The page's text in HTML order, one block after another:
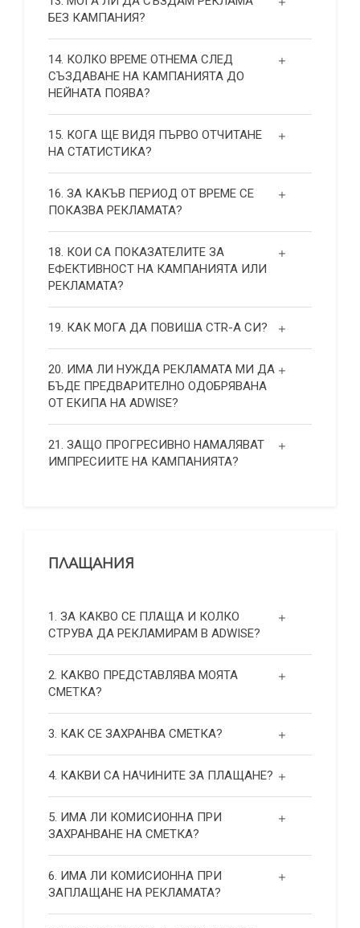
БЕЗ КАМПАНИЯ?
14. КОЛКО ВРЕМЕ ОТНЕМА СЛЕД
СЪЗДАВАНЕ НА КАМПАНИЯТА ДО
НЕЙНАТА ПОЯВА?
15. КОГА ЩЕ ВИДЯ ПЪРВО ОТЧИТАНЕ
НА СТАТИСТИКА?
16. ЗА КАКЪВ ПЕРИОД ОТ ВРЕМЕ СЕ
ПОКАЗВА РЕКЛАМАТА?
18. КОИ СА ПОКАЗАТЕЛИТЕ ЗА
ЕФЕКТИВНОСТ НА КАМПАНИЯТА ИЛИ
РЕКЛАМАТА?
19. КАК МОГА ДА ПОВИША СТR-А СИ?
20. ИМА ЛИ НУЖДА РЕКЛАМАТА МИ ДА
БЪДЕ ПРЕДВАРИТЕЛНО ОДОБРЯВАНА
ОТ ЕКИПА НА ADWISE?
21. ЗАЩО ПРОГРЕСИВНО НАМАЛЯВАТ
ИМПРЕСИИТЕ НА КАМПАНИЯТА?
ПЛАЩАНИЯ
1. ЗА КАКВО СЕ ПЛАЩА И КОЛКО
СТРУВА ДА РЕКЛАМИРАМ В ADWISE?
2. КАКВО ПРЕДСТАВЛЯВА МОЯТА
СМЕТКА?
3. КАК СЕ ЗАХРАНВА СМЕТКА?
4. КАКВИ СА НАЧИНИТЕ ЗА ПЛАЩАНЕ?
5. ИМА ЛИ КОМИСИОННА ПРИ
ЗАХРАНВАНЕ НА СМЕТКА?
6. ИМА ЛИ КОМИСИОННА ПРИ
ЗАПЛАЩАНЕ НА РЕКЛАМАТА?